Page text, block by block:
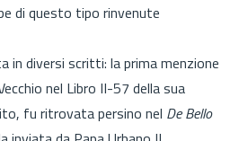
di questo tipo rinvenute
in diversi scritti: la prima menzione
nel Libro II-57 della sua
fu ritrovata persino nel De Bello